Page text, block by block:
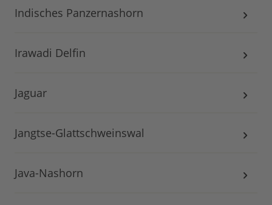
Indisches Panzernashorn
Irawadi Delfin
Jaguar
Jangtse-Glattschweinswal
Java-Nashorn